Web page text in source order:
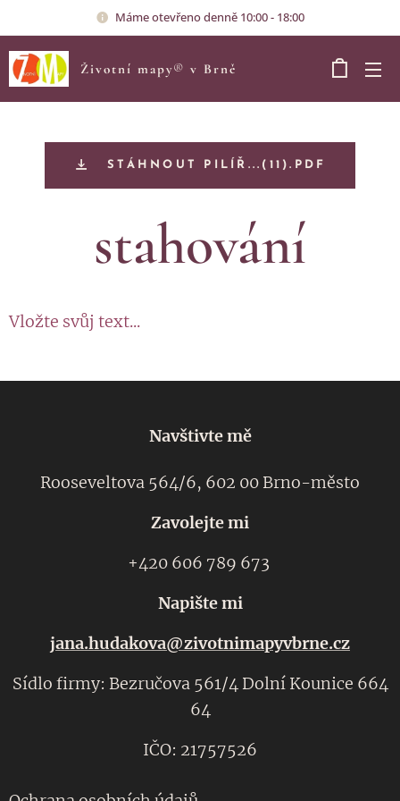
Máme otevřeno denně 10:00 - 18:00
Životní mapy® v Brně
STÁHNOUT PILÍŘ...(11).PDF
stahování
Vložte svůj text...
Navštivte mě
Rooseveltova 564/6, 602 00 Brno-město
Zavolejte mi
+420 606 789 673
Napište mi
jana.hudakova@zivotnimapyvbrne.cz
Sídlo firmy: Bezručova 561/4 Dolní Kounice 664
64
IČO: 21757526